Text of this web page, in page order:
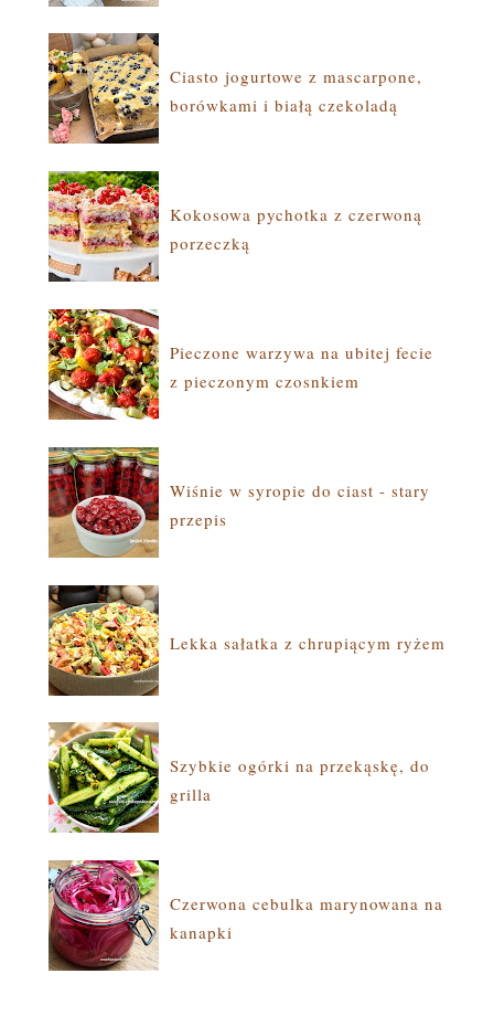
Ciasto jogurtowe z mascarpone,
borówkami i białą czekoladą
Kokosowa pychotka z czerwoną
porzeczką
Pieczone warzywa na ubitej fecie
z pieczonym czosnkiem
Wiśnie w syropie do ciast - stary
przepis
Lekka sałatka z chrupiącym ryżem
Szybkie ogórki na przekąskę, do
grilla
Czerwona cebulka marynowana na
kanapki